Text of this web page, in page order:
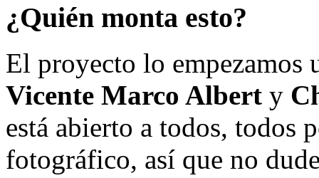
¿Quién monta esto?
El proyecto lo empezamos
Vicente Marco Albert y
está abierto a todos, todos
fotográfico, así que no